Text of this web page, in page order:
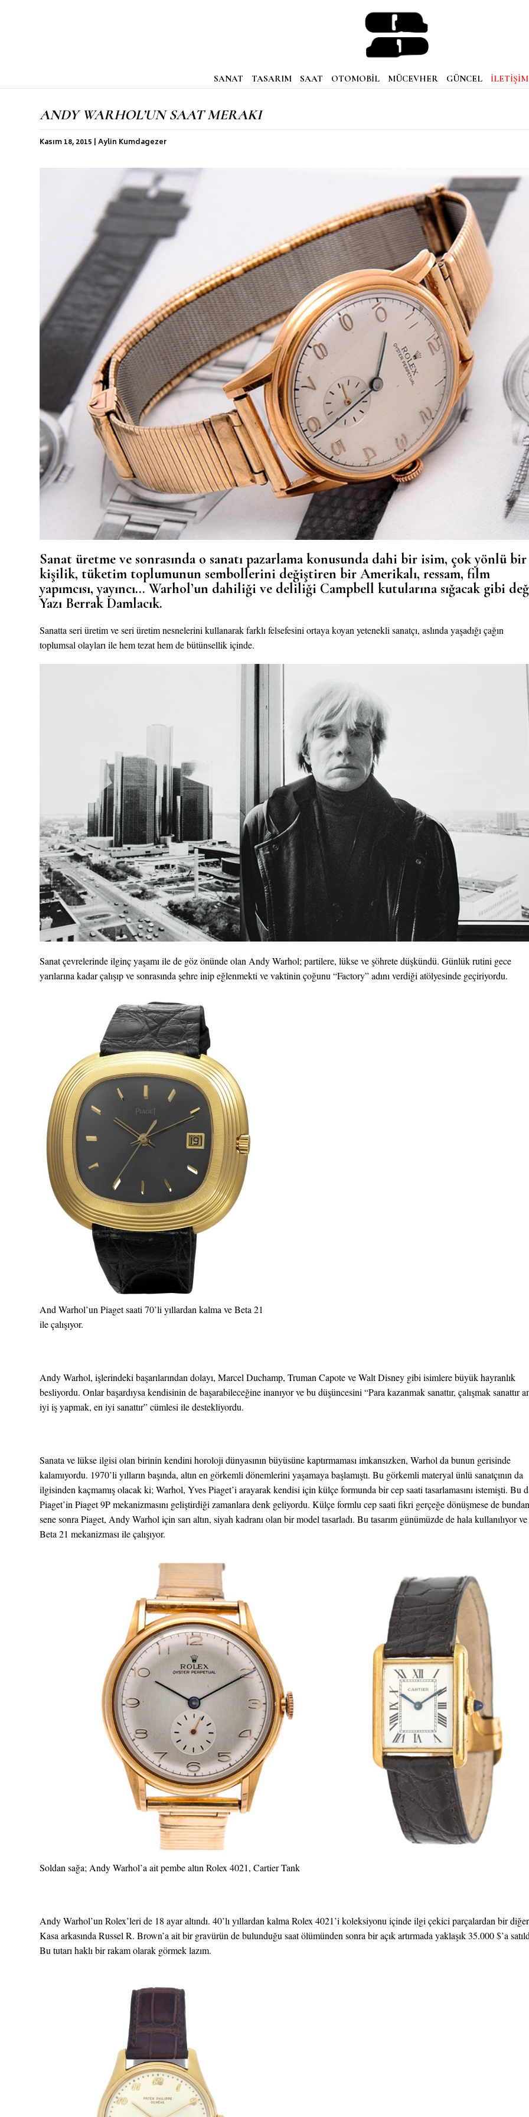
SANAT TASARIM SAAT OTOMOBİL MÜCEVHER GÜNCEL İLETİŞİM
ANDY WARHOL’UN SAAT MERAKI
Kasım 18, 2015 | Aylin Kumdagezer
Sanat üretme ve sonrasında o sanatı pazarlama konusunda dahi bir isim, çok yönlü bir
kişilik, tüketim toplumunun sembollerini değiştiren bir Amerikalı, ressam, film
yapımcısı, yayıncı… Warhol’un dahiliği ve deliliği Campbell kutularına sığacak gibi
Yazı Berrak Damlacık.
Sanatta seri üretim ve seri üretim nesnelerini kullanarak farklı felsefesini ortaya koyan yetenekli sanatçı, aslında yaşadığı çağın
toplumsal olayları ile hem tezat hem de bütünsellik içinde.
Sanat çevrelerinde ilginç yaşamı ile de göz önünde olan Andy Warhol; partilere, lükse ve şöhrete düşkündü. Günlük rutini gece
yarılarına kadar çalışıp ve sonrasında şehre inip eğlenmekti ve vaktinin çoğunu “Factory” adını verdiği atölyesinde geçiriyordu.
And Warhol’un Piaget saati 70’li yıllardan kalma ve Beta 21
ile çalışıyor.
Andy Warhol, işlerindeki başarılarından dolayı, Marcel Duchamp, Truman Capote ve Walt Disney gibi isimlere büyük hayranlık
besliyordu. Onlar başardıysa kendisinin de başarabileceğine inanıyor ve bu düşüncesini “Para kazanmak sanattır, çalışmak sanattır
iyi iş yapmak, en iyi sanattır” cümlesi ile destekliyordu.
Sanata ve lükse ilgisi olan birinin kendini horoloji dünyasının büyüsüne kaptırmaması imkansızken, Warhol da bunun gerisinde
kalamıyordu. 1970’li yılların başında, altın en görkemli dönemlerini yaşamaya başlamıştı. Bu görkemli materyal ünlü sanatçının da
ilgisinden kaçmamış olacak ki; Warhol, Yves Piaget’i arayarak kendisi için külçe formunda bir cep saati tasarlamasını istemişti. Bu
Piaget’in Piaget 9P mekanizmasını geliştirdiği zamanlara denk geliyordu. Külçe formlu cep saati fikri gerçeğe dönüşmese de
sene sonra Piaget, Andy Warhol için sarı altın, siyah kadranı olan bir model tasarladı. Bu tasarım günümüzde de hala kullanılıyor ve
Beta 21 mekanizması ile çalışıyor.
Soldan sağa; Andy Warhol’a ait pembe altın Rolex 4021, Cartier Tank
Andy Warhol’un Rolex’leri de 18 ayar altındı. 40’lı yıllardan kalma Rolex 4021’i koleksiyonu içinde ilgi çekici parçalardan bir
Kasa arkasında Russel R. Brown’a ait bir gravürün de bulunduğu saat ölümünden sonra bir açık artırmada yaklaşık 35.000 $’a
Bu tutarı haklı bir rakam olarak görmek lazım.